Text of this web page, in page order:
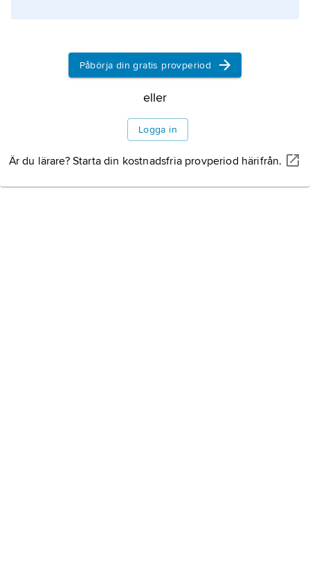
Information om artikeln
Påbörja din gratis provperiod
eller
Logga in
Är du lärare? Starta din kostnadsfria provperiod härifrån.